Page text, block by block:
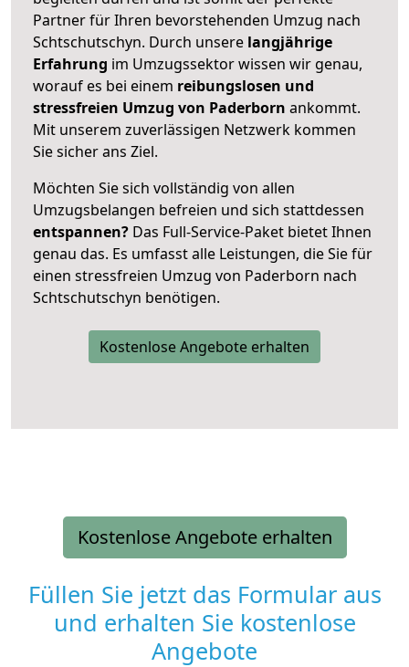
Partner für Ihren bevorstehenden Umzug nach
Schtschutschyn. Durch unsere langjährige
Erfahrung im Umzugssektor wissen wir genau,
worauf es bei einem reibungslosen und
stressfreien Umzug von Paderborn ankommt.
Mit unserem zuverlässigen Netzwerk kommen
Sie sicher ans Ziel.
Möchten Sie sich vollständig von allen
Umzugsbelangen befreien und sich stattdessen
entspannen? Das Full-Service-Paket bietet Ihnen
genau das. Es umfasst alle Leistungen, die Sie für
einen stressfreien Umzug von Paderborn nach
Schtschutschyn benötigen.
Kostenlose Angebote erhalten
Kostenlose Angebote erhalten
Füllen Sie jetzt das Formular aus
und erhalten Sie kostenlose
Angebote